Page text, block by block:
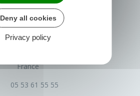
PRIGONRIEUX
France
05 53 61 55 55
Deny all cookies
Privacy policy